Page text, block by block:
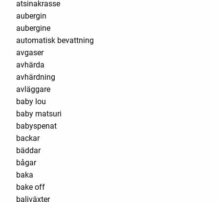
atsinakrasse
aubergin
aubergine
automatisk bevattning
avgaser
avhärda
avhärdning
avläggare
baby lou
baby matsuri
babyspenat
backar
bäddar
bågar
baka
bake off
baljväxter